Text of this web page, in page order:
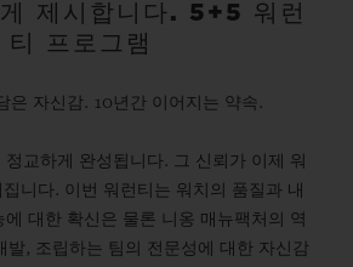
제시합니다. 5+5 워런
티 프로그램
은 자신감. 10년간 이어지는 약속.
교하게 완성됩니다. 그 신뢰가 이제 워
니다. 이번 워런티는 워치의 품질과 내
대한 확신은 물론 니옹 매뉴팩처의 역
발, 조립하는 팀의 전문성에 대한 자신감